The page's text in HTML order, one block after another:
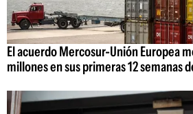
El acuerdo Mercosur-Unión Europea
millones en sus primeras 12 semanas